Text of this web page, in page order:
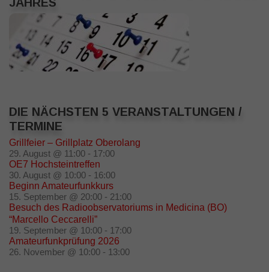
DIE NÄCHSTEN 5 VERANSTALTUNGEN /
TERMINE
Grillfeier – Grillplatz Oberolang
29. August @ 11:00 - 17:00
OE7 Hochsteintreffen
30. August @ 10:00 - 16:00
Beginn Amateurfunkkurs
15. September @ 20:00 - 21:00
Besuch des Radioobservatoriums in Medicina (BO)
“Marcello Ceccarelli”
19. September @ 10:00 - 17:00
Amateurfunkprüfung 2026
26. November @ 10:00 - 13:00